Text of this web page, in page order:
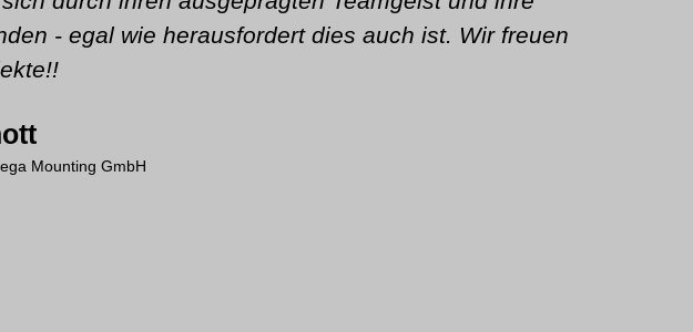
- egal wie herausfordert dies auch ist. Wir freuen
Mounting GmbH